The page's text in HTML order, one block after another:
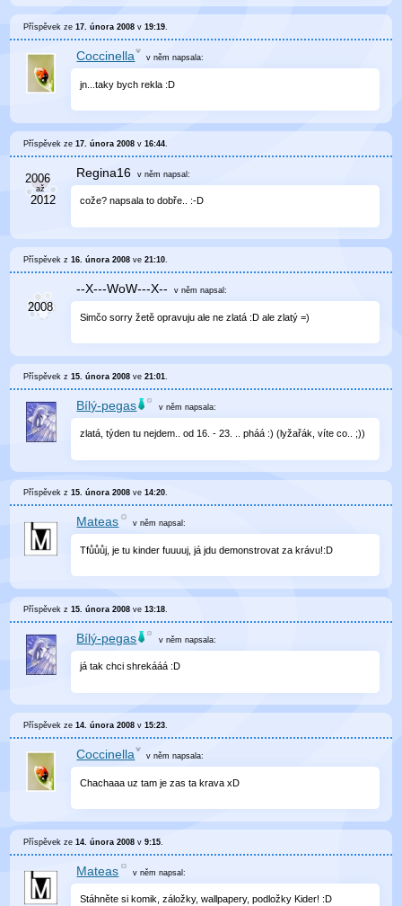
Příspěvek ze17. února 2008 v19:19.
Coccinella v něm napsala:
jn...taky bych rekla :D
Příspěvek ze17. února 2008 v16:44
Regina16 v něm napsal:
cože? napsala to dobře.. :-D
Příspěvek z16. února 2008 ve21:10.
--X---WoW---X-- v něm napsal:
Simčo sorry žetě opravuju ale ne zlatá :D ale zlatý =)
Příspěvek z15. února 2008 ve21:01
Bílý-pegas v němnapsala:
zlatá, týden tu nejdem.. od 16. - 23. .. pháá :) (lyžařák, víte co.. ;))
Příspěvek z15. února 2008 ve14:20.
Mateas v němnapsal:
Tfůůůj, je tu kinder fuuuuj, já jdu demonstrovat za krávu!:D
Příspěvek z15. února 2008 ve13:18
Bílý-pegas v němnapsala:
já tak chci shrekááá :D
Příspěvek ze14. února 2008 v15:23.
Coccinella v něm napsala:
Chachaaa uz tam je zas ta krava xD
Příspěvek ze14. února 2008 v9:15
Mateas v němnapsal:
Stáhněte si komik, záložky, wallpapery, podložky Kider! :D